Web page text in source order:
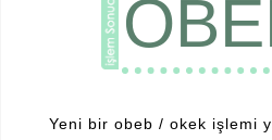
Yeni bir obeb / okek işlemi